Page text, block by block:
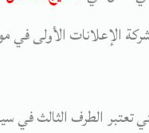
الإعلانات الأولى في
تعتبر الطرف الثالث